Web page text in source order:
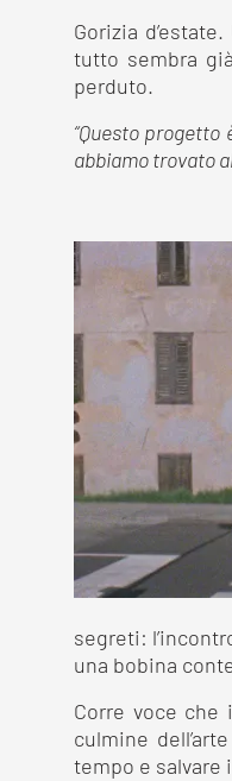
Gorizia
tutto sembra
perduto.
“Questo
abbiamo trovato
segreti:
una bobina
Corre voce che
culmine
tempo e salvare